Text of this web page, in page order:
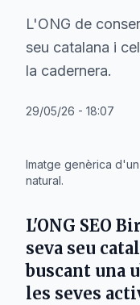
L'ONG de
seu catalana i
la cadernera.
29/05/26 - 18:07
Imatge genèrica
natural.
L'ONG SEO
seva seu
buscant una
les seves